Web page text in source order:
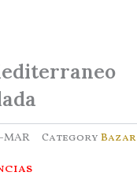
MAR Category Bazar